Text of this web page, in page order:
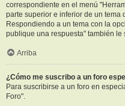
correspondiente en el menú
parte superior e inferior de un tema
Respondiendo a un tema con la
publique una respuesta" también le
Arriba
¿Cómo me suscribo a un foro
Para suscribirse a un foro en
Foro".